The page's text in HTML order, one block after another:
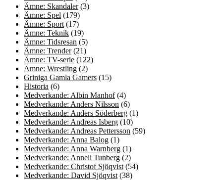
Ämne: Skandaler(3)
Ämne: Spel (179)
Ämne: Sport (17)
Ämne: Teknik (19)
Ämne: Tidsresan (5)
Ämne: Trender(21)
Ämne: TV-serie (122)
Ämne: Wrestling (2)
Griniga Gamla Gamers (15)
Historia (6)
Medverkande: Albin Manhof(4)
Medverkande: Anders Nilsson (6)
Medverkande: Anders Söderberg (1)
Medverkande: Andreas Isberg (10)
Medverkande: Andreas Pettersson (59)
Medverkande: Anna Balog (1)
Medverkande: Anna Warnberg (1)
Medverkande: Anneli Tunberg (2)
Medverkande: Christof Sjöqvist (54)
Medverkande: David Sjöqvist (38)